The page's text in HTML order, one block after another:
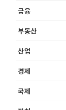
금융
부동산
산업
경제
국제